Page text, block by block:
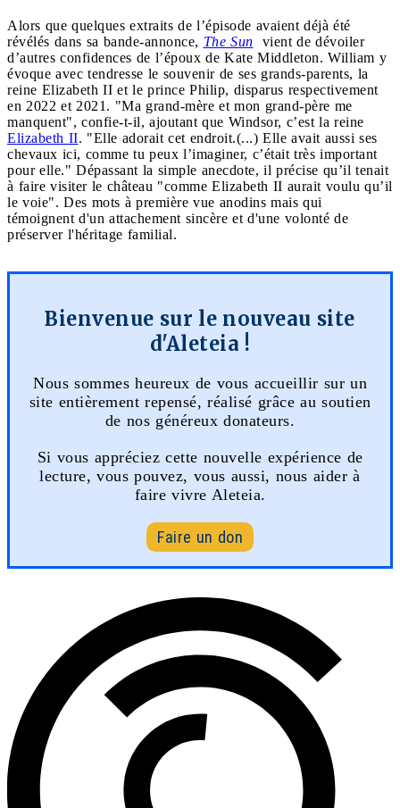
Alors que quelques extraits de l’épisode avaient déjà été
révélés dans sa bande-annonce, The Sun vient de dévoiler
d’autres confidences de l’époux de Kate Middleton. William y
évoque avec tendresse le souvenir de ses grands-parents, la
reine Elizabeth II et le prince Philip, disparus respectivement
en 2022 et 2021. "Ma grand-mère et mon grand-père me
manquent", confie-t-il, ajoutant que Windsor, c’est la reine
Elizabeth II. "Elle adorait cet endroit.(...) Elle avait aussi ses
chevaux ici, comme tu peux l’imaginer, c’était très important
pour elle." Dépassant la simple anecdote, il précise qu’il tenait
à faire visiter le château "comme Elizabeth II aurait voulu qu’il
le voie". Des mots à première vue anodins mais qui
témoignent d'un attachement sincère et d'une volonté de
préserver l'héritage familial.
Bienvenue sur le nouveau site
d'Aleteia !
Nous sommes heureux de vous accueillir sur un
site entièrement repensé, réalisé grâce au soutien
de nos généreux donateurs.
Si vous appréciez cette nouvelle expérience de
lecture, vous pouvez, vous aussi, nous aider à
faire vivre Aleteia.
Faire un don